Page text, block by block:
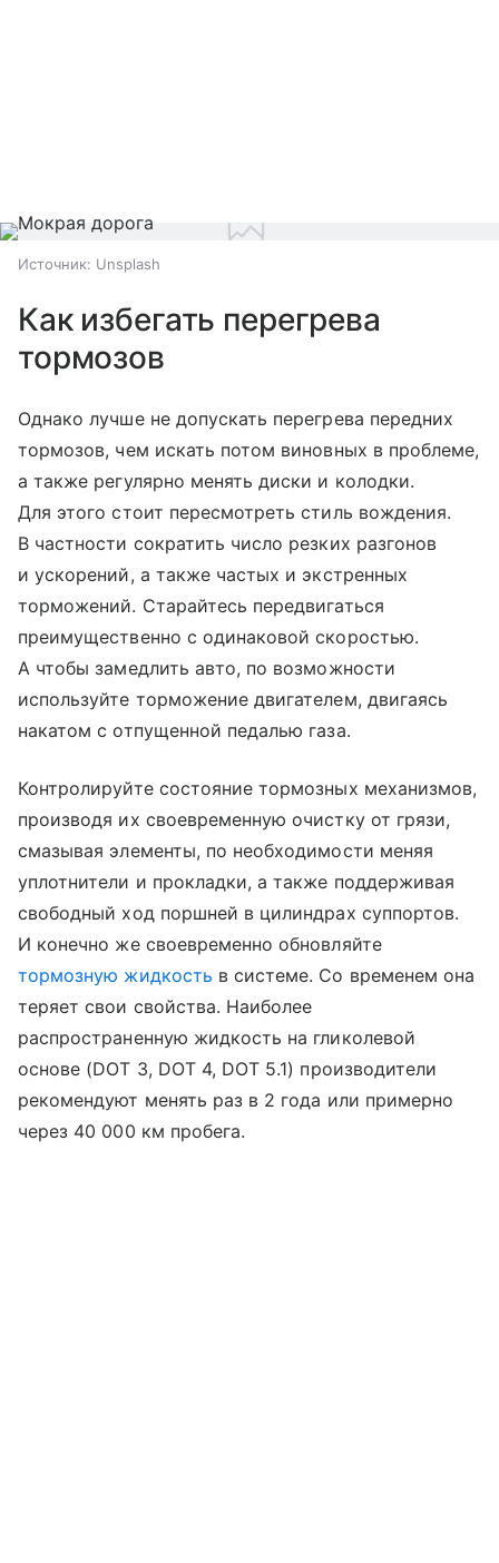
Источник: Unsplash
Как избегать перегрева
тормозов
Однако лучше не допускать перегрева передних
тормозов, чем искать потом виновных в проблеме,
а также регулярно менять диски и колодки.
Для этого стоит пересмотреть стиль вождения.
В частности сократить число резких разгонов
и ускорений, а также частых и экстренных
торможений. Старайтесь передвигаться
преимущественно с одинаковой скоростью.
А чтобы замедлить авто, по возможности
используйте торможение двигателем, двигаясь
накатом с отпущенной педалью газа.
Контролируйте состояние тормозных механизмов,
производя их своевременную очистку от грязи,
смазывая элементы, по необходимости меняя
уплотнители и прокладки, а также поддерживая
свободный ход поршней в цилиндрах суппортов.
И конечно же своевременно обновляйте
тормозную жидкость в системе. Со временем она
теряет свои свойства. Наиболее
распространенную жидкость на гликолевой
основе (DOT 3, DOT 4, DOT 5.1) производители
рекомендуют менять раз в 2 года или примерно
через 40 000 км пробега.